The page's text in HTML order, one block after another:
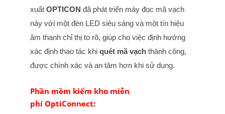
xuất OPTICON đã phát triển máy đọc mã vạch
này với một đèn LED siêu sáng và một tín hiệu
âm thanh chỉ thị to rõ, giúp cho việc định hướng
xác định thao tác khi quét mã vạchthành công,
được chính xác và an tâm hơn khi sử dụng.
Phần mềm kiểm kho miễn
phí OptiConnect: